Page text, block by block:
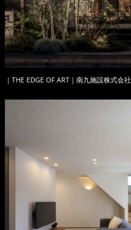
｜THE EDGE OF ART｜南九施設株式会社